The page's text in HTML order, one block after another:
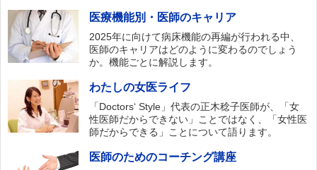
医療機能別・医師のキャリア
2025年に向けて病床機能の再編が行われる中、
医師のキャリアはどのように変わるのでしょう
か。機能ごとに解説します。
わたしの女医ライフ
「Doctors‘ Style」代表の正木稔子医師が、「女
性医師だからできない」ことではなく、「女性医
師だからできる」ことについて語ります。
医師のためのコーチング講座